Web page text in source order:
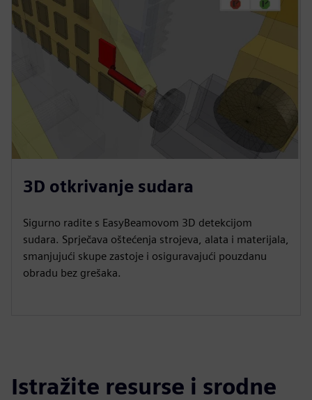
3D otkrivanje sudara
Sigurno radite s EasyBeamovom 3D detekcijom
sudara. Sprječava oštećenja strojeva, alata i materijala,
smanjujući skupe zastoje i osiguravajući pouzdanu
obradu bez grešaka.
Istražite resurse i srodne